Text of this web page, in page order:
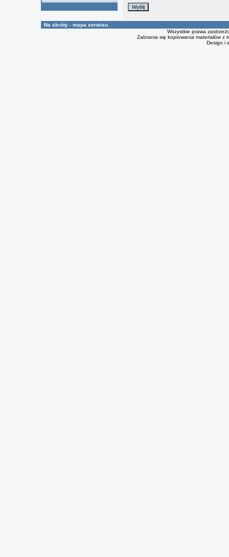
Na skróty - mapa serwisu
Wszystkie prawa
Zabrania się kopiowania materiałów
Design i